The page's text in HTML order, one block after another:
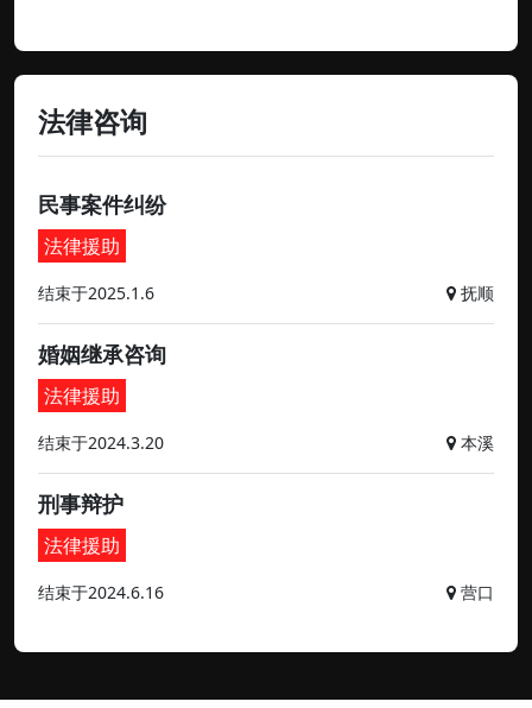
法律咨询
民事案件纠纷
法律援助
结束于2025.1.6 抚顺
婚姻继承咨询
法律援助
结束于2024.3.20 本溪
刑事辩护
法律援助
结束于2024.6.16 营口